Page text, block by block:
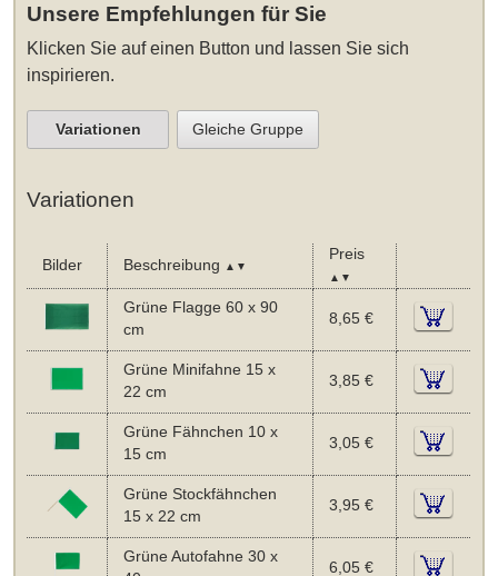
Unsere Empfehlungen für Sie
Klicken Sie auf einen Button und lassen Sie sich
inspirieren.
Variationen Gleiche Gruppe
Variationen
Bilder Beschreibung ▲▼
Preis
▲▼
Grüne Flagge 60 x 90
cm
8,65 €
Grüne Minifahne 15 x
22 cm
3,85 €
Grüne Fähnchen 10 x
15 cm
3,05 €
Grüne Stockfähnchen
15 x 22 cm
3,95 €
Grüne Autofahne 30 x
6,05 €